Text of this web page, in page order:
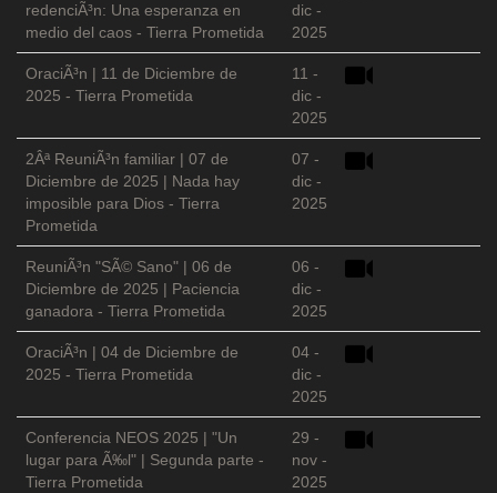
redenciÃ³n: Una esperanza en
medio del caos - Tierra Prometida
dic -
2025
OraciÃ³n | 11 de Diciembre de
2025 - Tierra Prometida
11 -
dic -
2025
2Âª ReuniÃ³n familiar | 07 de
Diciembre de 2025 | Nada hay
imposible para Dios - Tierra
Prometida
07 -
dic -
2025
ReuniÃ³n "SÃ© Sano" | 06 de
Diciembre de 2025 | Paciencia
ganadora - Tierra Prometida
06 -
dic -
2025
OraciÃ³n | 04 de Diciembre de
2025 - Tierra Prometida
04 -
dic -
2025
Conferencia NEOS 2025 | "Un
lugar para Ã‰l" | Segunda parte -
Tierra Prometida
29 -
nov -
2025